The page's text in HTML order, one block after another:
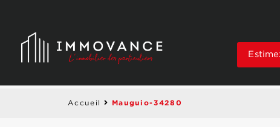
Accueil Mauguio-34280